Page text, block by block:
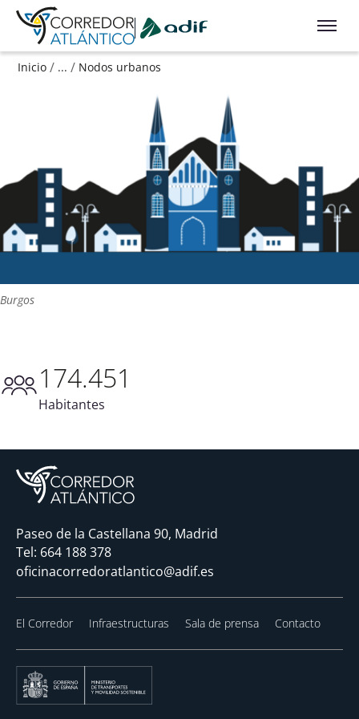
Ir a contenido principal
Inicio / ... / Nodos urbanos
Burgos
174.451
Habitantes
Paseo de la Castellana 90, Madrid
Tel: 664 188 378
oficinacorredoratlantico@adif.es
El Corredor Infraestructuras Sala de prensa Contacto